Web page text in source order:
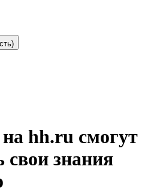
hh.ru смогут
свои знания